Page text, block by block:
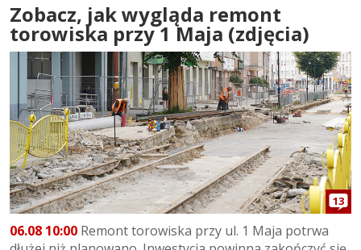
Zobacz, jak wygląda remont
torowiska przy 1 Maja (zdjęcia)
13
06.08 10:00 Remont torowiska przy ul. 1 Maja potrwa